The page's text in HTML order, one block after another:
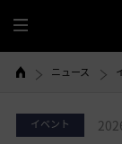
全
体
ニュース
イベント